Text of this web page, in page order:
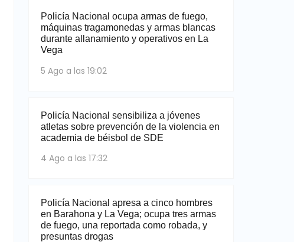
Policía Nacional ocupa armas de fuego,
máquinas tragamonedas y armas blancas
durante allanamiento y operativos en La
Vega
5 Ago a las 19:02
Policía Nacional sensibiliza a jóvenes
atletas sobre prevención de la violencia en
academia de béisbol de SDE
4 Ago a las 17:32
Policía Nacional apresa a cinco hombres
en Barahona y La Vega; ocupa tres armas
de fuego, una reportada como robada, y
presuntas drogas